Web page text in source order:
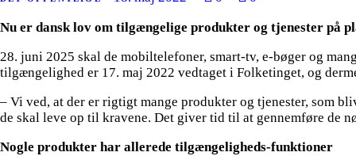
Nu er dansk lov om tilgængelige produkter og tjenester på
28. juni 2025 skal de mobiltelefoner, smart-tv, e-bøger og
tilgængelighed er 17. maj 2022 vedtaget i Folketinget, og
– Vi ved, at der er rigtigt mange produkter og tjenester, som
de skal leve op til kravene. Det giver tid til at gennemføre de
Nogle produkter har allerede tilgængeligheds-funktioner